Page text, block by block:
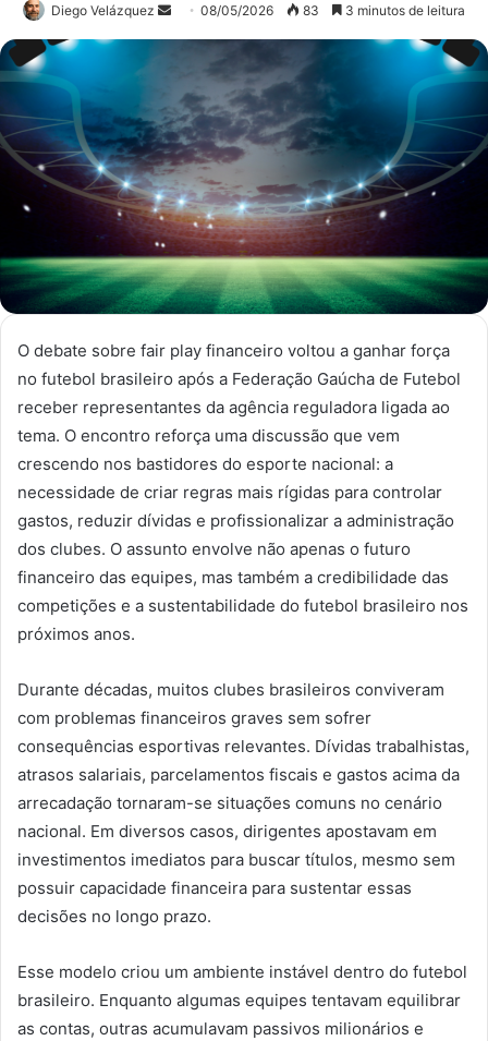
Diego Velázquez
Mande
um
08/05/2026 83 3 minutos de leitura
O debate sobre fair play financeiro voltou a ganhar força
no futebol brasileiro após a Federação Gaúcha de Futebol
receber representantes da agência reguladora ligada ao
tema. O encontro reforça uma discussão que vem
crescendo nos bastidores do esporte nacional: a
necessidade de criar regras mais rígidas para controlar
gastos, reduzir dívidas e profissionalizar a administração
dos clubes. O assunto envolve não apenas o futuro
financeiro das equipes, mas também a credibilidade das
competições e a sustentabilidade do futebol brasileiro nos
próximos anos.
Durante décadas, muitos clubes brasileiros conviveram
com problemas financeiros graves sem sofrer
consequências esportivas relevantes. Dívidas trabalhistas,
atrasos salariais, parcelamentos fiscais e gastos acima da
arrecadação tornaram-se situações comuns no cenário
nacional. Em diversos casos, dirigentes apostavam em
investimentos imediatos para buscar títulos, mesmo sem
possuir capacidade financeira para sustentar essas
decisões no longo prazo.
Esse modelo criou um ambiente instável dentro do futebol
brasileiro. Enquanto algumas equipes tentavam equilibrar
as contas, outras acumulavam passivos milionários e